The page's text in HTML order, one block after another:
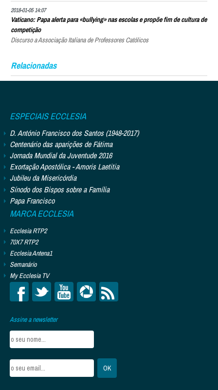
2018-01-05 14:07
Vaticano: Papa alerta para «bullying» nas escolas e propõe fim de cultura de
competição
Discurso a Associação Italiana de Professores Católicos
Relacionadas
ESPECIAIS ECCLESIA
D. António Francisco dos Santos (1948-2017)
Centenário das aparições de Fátima
Jornada Mundial da Juventude 2016
Exortação Apostólica - Amoris Laetitia
Jubileu da Misericórdia
Sínodo dos Bispos sobre a Família
Papa Francisco
MARCA ECCLESIA
Ecclesia RTP2
70X7 RTP2
Ecclesia Antena1
Semanário
My Ecclesia TV
Assine a newsletter